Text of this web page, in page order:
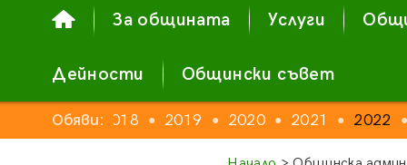
За общината Услуги
Дейности Общински съвет
Обяви:
2017 ● 2018 ● 2019 ● 2020 ● 2021 ● 2022 ●